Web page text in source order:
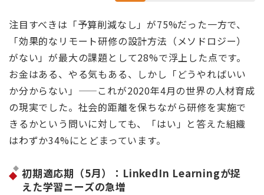
注目すべきは「予算削減なし」が75%だった一方で、
「効果的なリモート研修の設計方法（メソドロジー）
がない」が最大の課題として28%で浮上した点です。
お金はある、やる気もある、しかし「どうやればいい
か分からない」——これが2020年4月の世界の人材育成
の現実でした。社会的距離を保ちながら研修を実施で
きるかという問いに対しても、「はい」と答えた組織
はわずか34%にとどまっています。
初期適応期（5月）：LinkedIn Learningが捉
えた学習ニーズの急増